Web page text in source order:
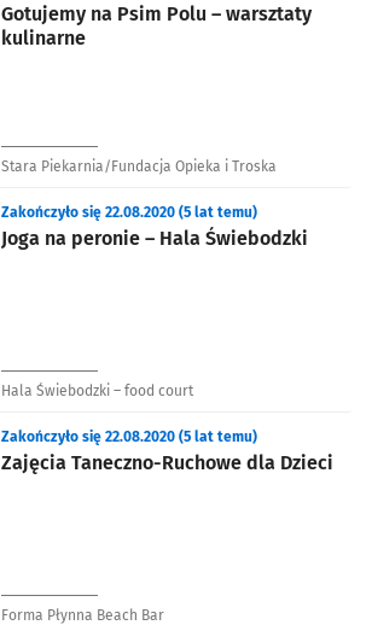
Gotujemy na Psim Polu – warsztaty
kulinarne
Stara Piekarnia/Fundacja Opieka i Troska
Joga na peronie – Hala Świebodzki
Zakończyło się 22.08.2020 (5 lat temu)
Hala Świebodzki – food court
Zajęcia Taneczno-Ruchowe dla Dzieci
Zakończyło się 22.08.2020 (5 lat temu)
Forma Płynna Beach Bar